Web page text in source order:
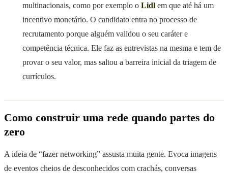
multinacionais, como por exemplo o Lidl em que até há um
incentivo monetário. O candidato entra no processo de
recrutamento porque alguém validou o seu caráter e
competência técnica. Ele faz as entrevistas na mesma e tem de
provar o seu valor, mas saltou a barreira inicial da triagem de
currículos.
Como construir uma rede quando partes do
zero
A ideia de “fazer networking” assusta muita gente. Evoca imagens
de eventos cheios de desconhecidos com crachás, conversas